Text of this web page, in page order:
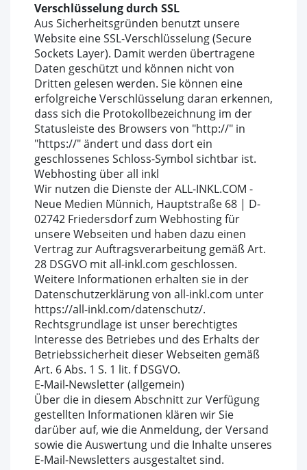
Verschlüsselung durch SSL
Aus Sicherheitsgründen benutzt unsere
Website eine SSL-Verschlüsselung (Secure
Sockets Layer). Damit werden übertragene
Daten geschützt und können nicht von
Dritten gelesen werden. Sie können eine
erfolgreiche Verschlüsselung daran erkennen,
dass sich die Protokollbezeichnung im der
Statusleiste des Browsers von "http://" in
"https://" ändert und dass dort ein
geschlossenes Schloss-Symbol sichtbar ist.
Webhosting über all inkl
Wir nutzen die Dienste der ALL-INKL.COM -
Neue Medien Münnich, Hauptstraße 68 | D-
02742 Friedersdorf zum Webhosting für
unsere Webseiten und haben dazu einen
Vertrag zur Auftragsverarbeitung gemäß Art.
28 DSGVO mit all-inkl.com geschlossen.
Weitere Informationen erhalten sie in der
Datenschutzerklärung von all-inkl.com unter
https://all-inkl.com/datenschutz/.
Rechtsgrundlage ist unser berechtigtes
Interesse des Betriebes und des Erhalts der
Betriebssicherheit dieser Webseiten gemäß
Art. 6 Abs. 1 S. 1 lit. f DSGVO.
E-Mail-Newsletter (allgemein)
Über die in diesem Abschnitt zur Verfügung
gestellten Informationen klären wir Sie
darüber auf, wie die Anmeldung, der Versand
sowie die Auswertung und die Inhalte unseres
E-Mail-Newsletters ausgestaltet sind.